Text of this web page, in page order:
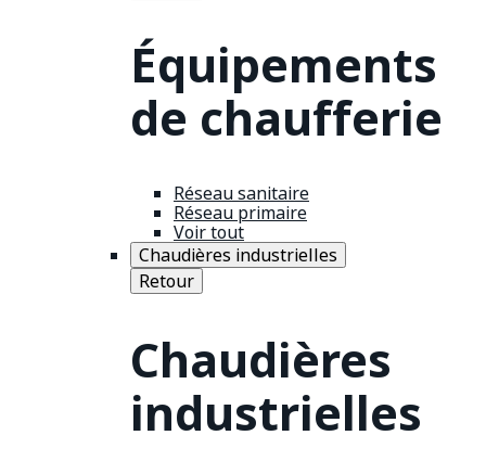
Équipements
de chaufferie
Réseau sanitaire
Réseau primaire
Voir tout
Chaudières industrielles
Retour
Chaudières
industrielles